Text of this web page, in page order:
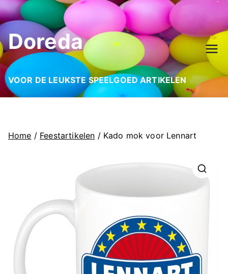
Ga
naar
de
inhoud
Doreda
VOOR DE LEUKSTE SPEELGOED ARTIKELEN
Home / Feestartikelen / Kado mok voor Lennart